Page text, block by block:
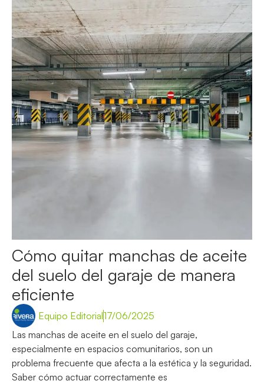
Cómo quitar manchas de aceite
del suelo del garaje de manera
eficiente
Equipo Editorial17/06/2025
Las manchas de aceite en el suelo del garaje,
especialmente en espacios comunitarios, son un
problema frecuente que afecta a la estética y la seguridad.
Saber cómo actuar correctamente es